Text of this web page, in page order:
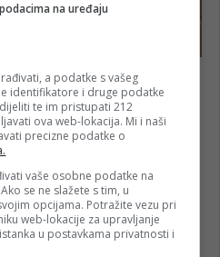
na uređaju
a podatke s vašeg
identifikatore i druge podatke
te im pristupati 212
ova web-lokacija. Mi i naši
precizne podatke o
vaše osobne podatke na
se ne slažete s tim, u
opcijama. Potražite vezu pri
web-lokacije za upravljanje
u postavkama privatnosti i